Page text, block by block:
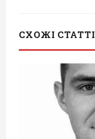
СХОЖІ СТАТТІ